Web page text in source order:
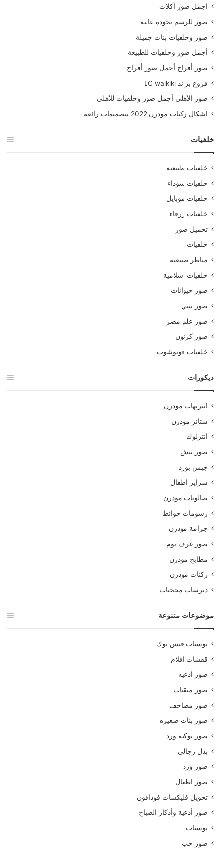
اجمل صور أكلات
صور للرسم بجودة عالية
صور وخلفيات بنات جميلة
أجمل صور وخلفيات للطبيعة
صور أفراح أجمل صور أفراح
فروع براند LC waikiki
صور الأهلي أجمل صور وخلفيات للأهلي
اشكال ركنات مودرن 2022 بتصميمات رائعة
خلفيات
خلفيات طبيعية
خلفيات سوداء
خلفيات موبايل
خلفيات زرقاء
تحميل صور
خلفيات
مناظر طبيعية
خلفيات اسلامية
صور حيوانات
صور بيبي
صور علم مصر
صور كرتون
خلفيات فوتوشوب
ديكورات
انتريهات مودرن
ستائر مودرن
انترلوك
صور نيش
جبس بورد
سراير اطفال
صالونات مودرن
رسومات حوائط
جزامة مودرن
صور غرف نوم
مطابخ مودرن
ركنات مودرن
ديرسات محجبات
موضوعات متنوعة
بوستات فيس بوك
قفشات افلام
صور ادعيه
صور منقبات
صور مصاحف
صور بنات صغيره
صور بوكيه ورد
بدل رجالي
صور ورد
صور اطفال
تحويل فليكسات فودافون
صور أدعية وأذكار الصباح
بوستات
صور حب